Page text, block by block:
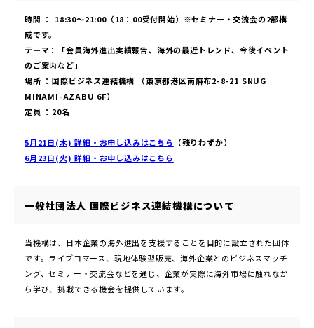
時間 ： 18:30〜21:00（18：00受付開始）※セミナー・交流会の2部構
成です。
テーマ：「会員海外進出実績報告、海外の最近トレンド、今後イベント
のご案内など」
場所 ：国際ビジネス連結機構 （東京都港区南麻布2-8-21 SNUG
MINAMI-AZABU 6F）
定員 ：20名
5月21日(木) 詳細・お申し込みはこちら （残りわずか）
6月23日(火) 詳細・お申し込みはこちら
一般社団法人 国際ビジネス連結機構について
当機構は、日本企業の海外進出を支援することを目的に設立された団体
です。ライブコマース、現地体験型販売、海外企業とのビジネスマッチ
ング、セミナー・交流会などを通じ、企業が実際に海外市場に触れなが
ら学び、挑戦できる機会を提供しています。